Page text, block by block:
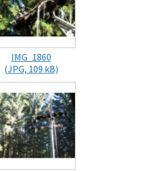
IMG_1860
(JPG, 109 kB)